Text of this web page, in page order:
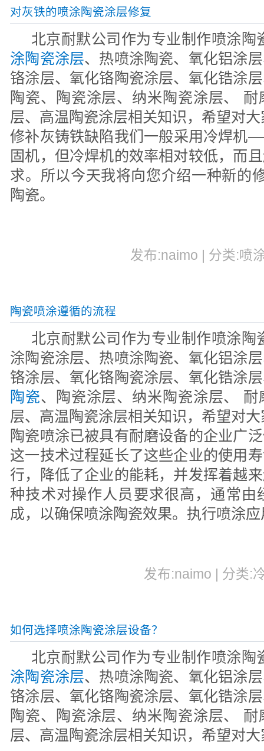
对灰铁的喷涂陶瓷涂层修复
北京耐默公司作为专业制作喷涂
涂陶瓷涂层、热喷涂陶瓷、氧化铝涂
铬涂层、氧化铬陶瓷涂层、氧化锆涂
陶瓷、陶瓷涂层、纳米陶瓷涂层、
层、高温陶瓷涂层相关知识，希望对
修补灰铸铁缺陷我们一般采用冷焊机
固机，但冷焊机的效率相对较低，而
求。所以今天我将向您介绍一种新的
陶瓷。
发布:naimo | 分类:喷
陶瓷喷涂遵循的流程
北京耐默公司作为专业制作喷涂陶
涂陶瓷涂层、热喷涂陶瓷、氧化铝涂
铬涂层、氧化铬陶瓷涂层、氧化锆涂
陶瓷、陶瓷涂层、纳米陶瓷涂层、
层、高温陶瓷涂层相关知识，希望对
陶瓷喷涂已被具有耐磨设备的企业广
这一技术过程延长了这些企业的使用
行，降低了企业的能耗，并发挥着越
种技术对操作人员要求很高，通常由
成，以确保喷涂陶瓷效果。执行喷涂
发布:naimo | 分类:
如何选择喷涂陶瓷涂层设备？
北京耐默公司作为专业制作喷涂
涂陶瓷涂层、热喷涂陶瓷、氧化铝涂
铬涂层、氧化铬陶瓷涂层、氧化锆涂
陶瓷、陶瓷涂层、纳米陶瓷涂层、
层、高温陶瓷涂层相关知识，希望对